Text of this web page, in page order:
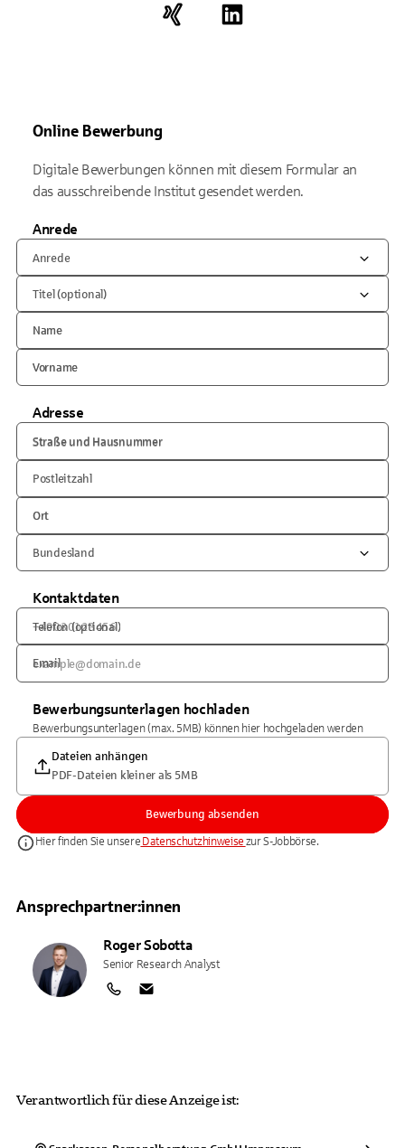
Online Bewerbung
Digitale Bewerbungen können mit diesem Formular an
das ausschreibende Institut gesendet werden.
Anrede
Anrede
Titel (optional)
Name
Vorname
Adresse
Straße und Hausnummer
Postleitzahl
Ort
Bundesland
Kontaktdaten
Telefon (optional)
Email
Bewerbungsunterlagen hochladen
Bewerbungsunterlagen (max. 5MB) können hier hochgeladen werden
Dateien anhängen
PDF-Dateien kleiner als 5MB
Bewerbung absenden
Hier finden Sie unsere Datenschutzhinweise zur S-Jobbörse.
Ansprechpartner:innen
Roger Sobotta
Senior Research Analyst
Verantwortlich für diese Anzeige ist: